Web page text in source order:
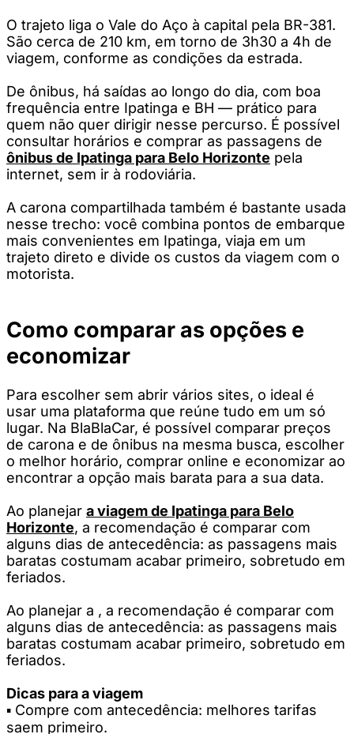
O trajeto liga o Vale do Aço à capital pela BR-381.
São cerca de 210 km, em torno de 3h30 a 4h de
viagem, conforme as condições da estrada.
De ônibus, há saídas ao longo do dia, com boa
frequência entre Ipatinga e BH — prático para
quem não quer dirigir nesse percurso. É possível
consultar horários e comprar as passagens de
ônibus de Ipatinga para Belo Horizonte pela
internet, sem ir à rodoviária.
A carona compartilhada também é bastante usada
nesse trecho: você combina pontos de embarque
mais convenientes em Ipatinga, viaja em um
trajeto direto e divide os custos da viagem com o
motorista.
Como comparar as opções e
economizar
Para escolher sem abrir vários sites, o ideal é
usar uma plataforma que reúne tudo em um só
lugar. Na BlaBlaCar, é possível comparar preços
de carona e de ônibus na mesma busca, escolher
o melhor horário, comprar online e economizar ao
encontrar a opção mais barata para a sua data.
Ao planejar a viagem de Ipatinga para Belo
Horizonte, a recomendação é comparar com
alguns dias de antecedência: as passagens mais
baratas costumam acabar primeiro, sobretudo em
feriados.
Ao planejar a , a recomendação é comparar com
alguns dias de antecedência: as passagens mais
baratas costumam acabar primeiro, sobretudo em
feriados.
Dicas para a viagem
▪️ Compre com antecedência: melhores tarifas
saem primeiro.